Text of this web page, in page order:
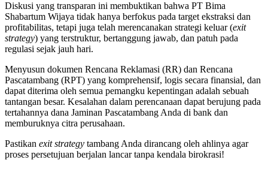
Diskusi yang transparan ini membuktikan bahwa PT Bima
Shabartum Wijaya tidak hanya berfokus pada target ekstraksi dan
profitabilitas, tetapi juga telah merencanakan strategi keluar (exit
strategy) yang terstruktur, bertanggung jawab, dan patuh pada
regulasi sejak jauh hari.
Menyusun dokumen Rencana Reklamasi (RR) dan Rencana
Pascatambang (RPT) yang komprehensif, logis secara finansial, dan
dapat diterima oleh semua pemangku kepentingan adalah sebuah
tantangan besar. Kesalahan dalam perencanaan dapat berujung pada
tertahannya dana Jaminan Pascatambang Anda di bank dan
memburuknya citra perusahaan.
Pastikan exit strategy tambang Anda dirancang oleh ahlinya agar
proses persetujuan berjalan lancar tanpa kendala birokrasi!